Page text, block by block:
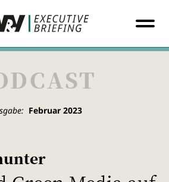
Februar 2023